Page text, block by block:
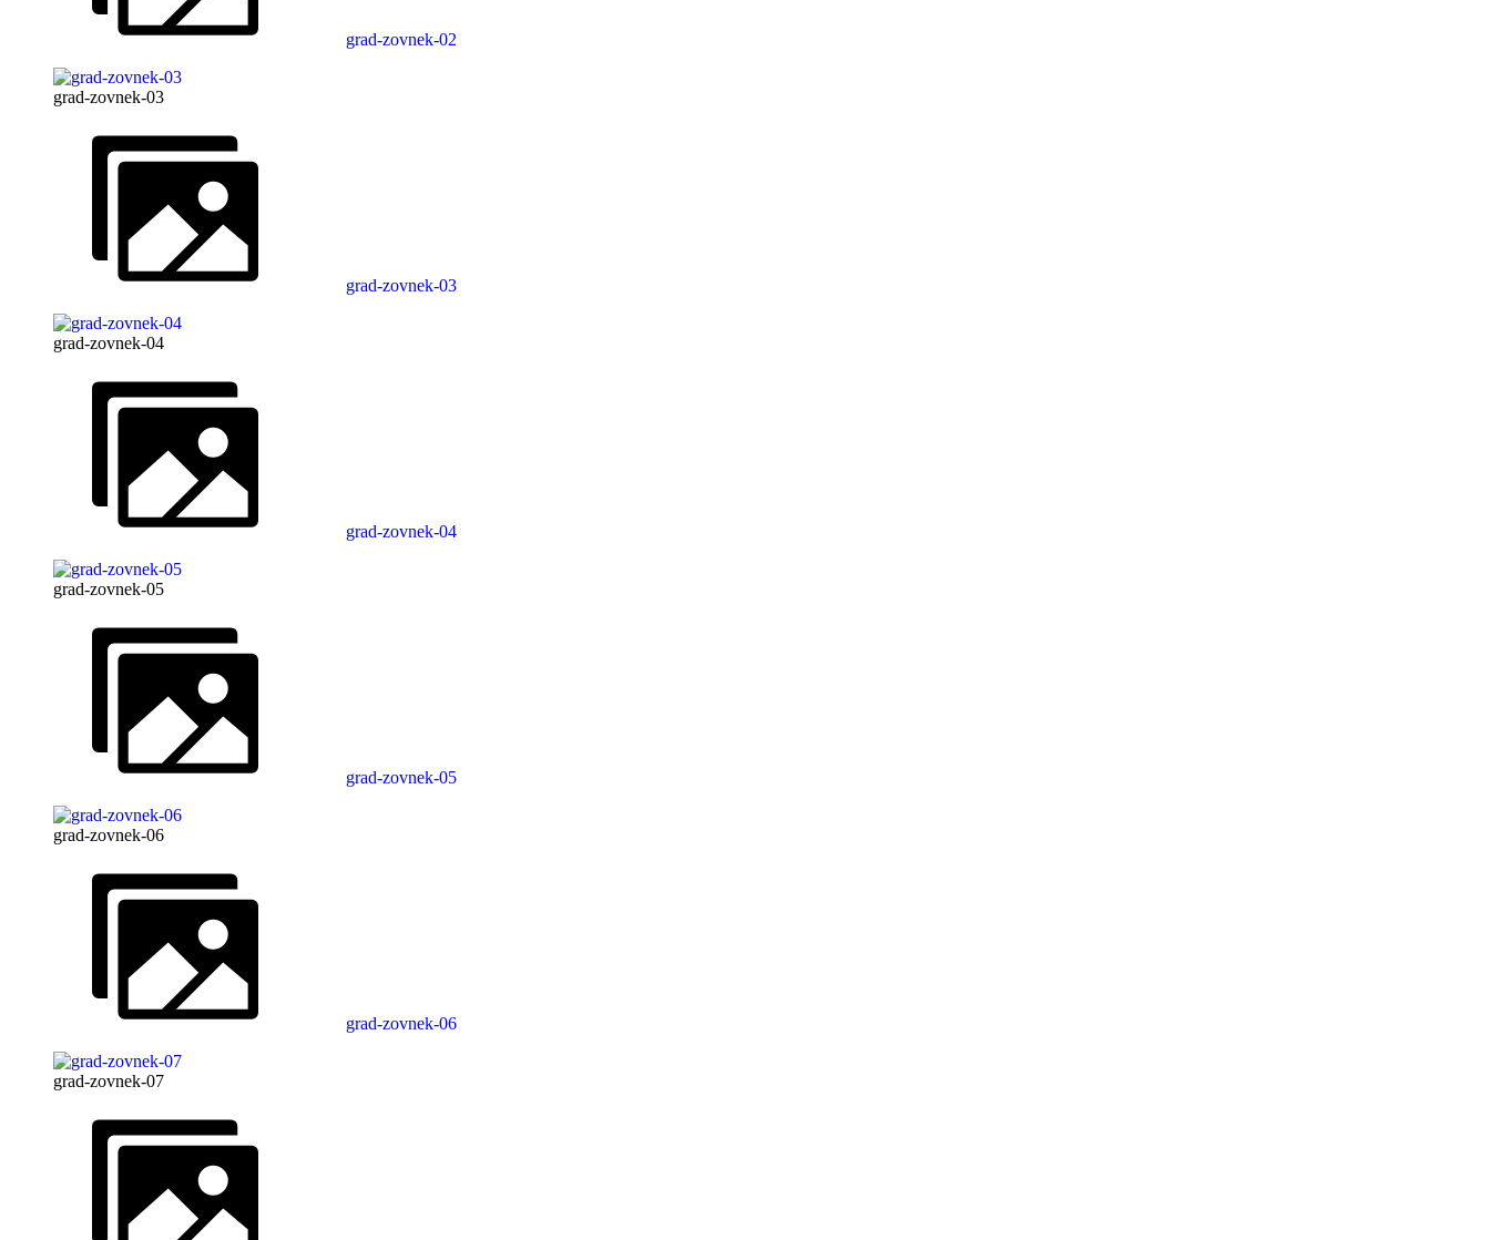
grad-zovnek-02
grad-zovnek-03
grad-zovnek-03
grad-zovnek-04
grad-zovnek-04
grad-zovnek-05
grad-zovnek-05
grad-zovnek-06
grad-zovnek-06
grad-zovnek-07